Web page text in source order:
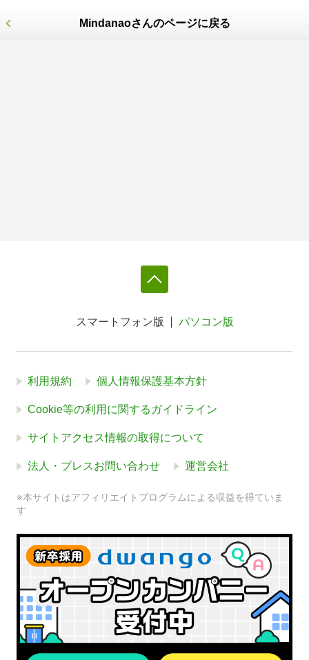
Mindanaoさんのページに戻る
スマートフォン版 パソコン版
利用規約 個人情報保護基本方針
Cookie等の利用に関するガイドライン
サイトアクセス情報の取得について
法人・プレスお問い合わせ 運営会社
※本サイトはアフィリエイトプログラムによる収益を得ていま
す